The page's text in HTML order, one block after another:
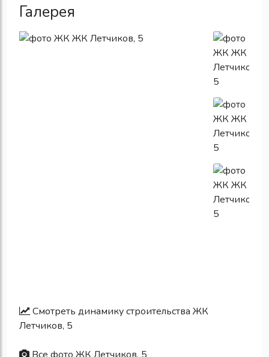
Галерея
Смотреть динамику строительства ЖК
Летчиков, 5